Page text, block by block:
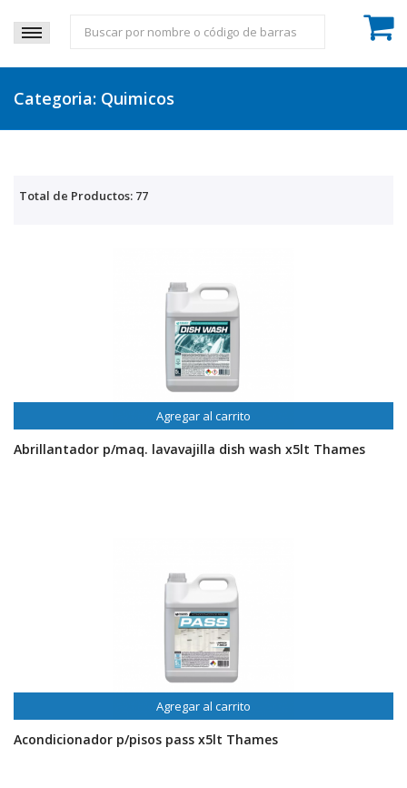
Categoria: Quimicos
Total de Productos: 77
Agregar al carrito
Abrillantador p/maq. lavavajilla dish wash x5lt Thames
Agregar al carrito
Acondicionador p/pisos pass x5lt Thames